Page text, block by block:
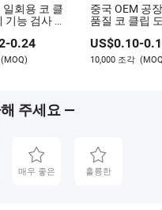
회용 코 클
능 검사 및
-0.24
(MOQ)
중국 OEM 공
품질 코 클립
US$0.10-
10,000 조각
주세요 —
매우 좋은 훌륭한